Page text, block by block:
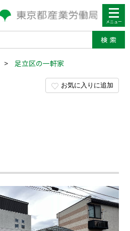
> 足立区の一軒家
お気に入りに追加